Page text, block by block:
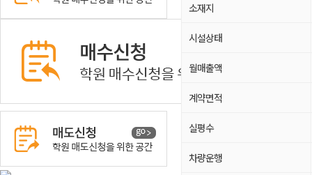
소재지
시설상태
월매출액
계약면적
실평수
차량운행